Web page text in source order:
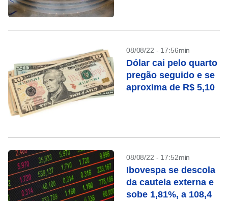
08/08/22 - 17:56min
Dólar cai pelo quarto
pregão seguido e se
aproxima de R$ 5,10
08/08/22 - 17:52min
Ibovespa se descola
da cautela externa e
sobe 1,81%, a 108,4